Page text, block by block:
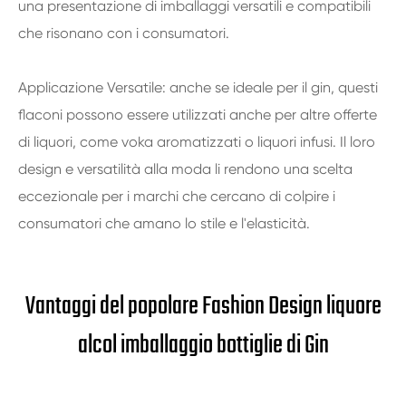
una presentazione di imballaggi versatili e compatibili
che risonano con i consumatori.
Applicazione Versatile: anche se ideale per il gin, questi
flaconi possono essere utilizzati anche per altre offerte
di liquori, come voka aromatizzati o liquori infusi. Il loro
design e versatilità alla moda li rendono una scelta
eccezionale per i marchi che cercano di colpire i
consumatori che amano lo stile e l'elasticità.
Vantaggi del popolare Fashion Design liquore
alcol imballaggio bottiglie di Gin